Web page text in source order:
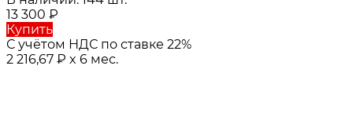
13 300 ₽
Купить
С учётом НДС по ставке 22%
2 216,67 ₽ x 6 мес.